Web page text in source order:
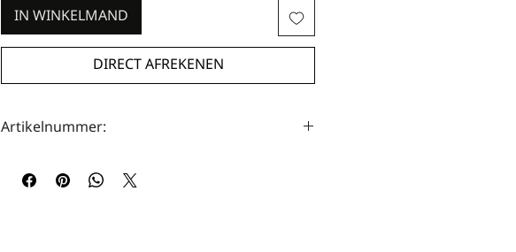
IN WINKELMAND
DIRECT AFREKENEN
Artikelnummer: